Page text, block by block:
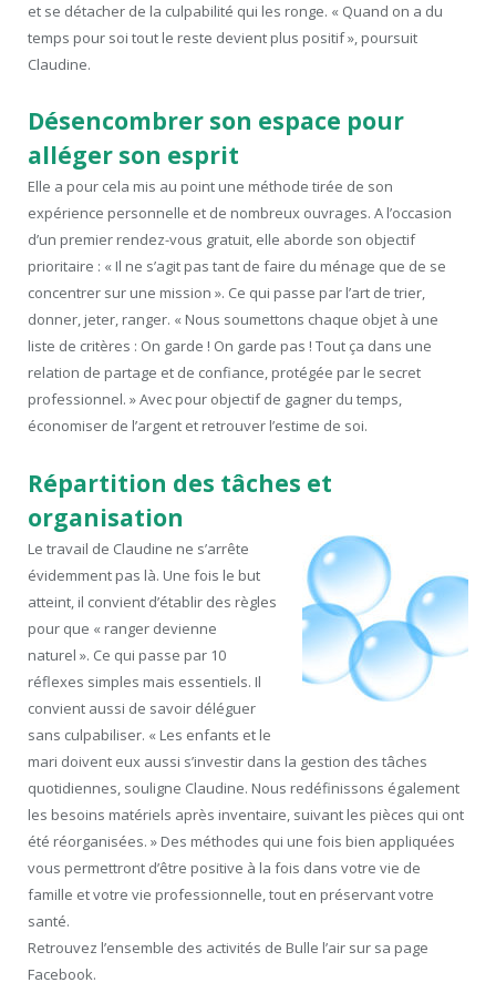
et se détacher de la culpabilité qui les ronge. « Quand on a du
temps pour soi tout le reste devient plus positif », poursuit
Claudine.
Désencombrer son espace pour
alléger son esprit
Elle a pour cela mis au point une méthode tirée de son
expérience personnelle et de nombreux ouvrages. A l’occasion
d’un premier rendez-vous gratuit, elle aborde son objectif
prioritaire : « Il ne s’agit pas tant de faire du ménage que de se
concentrer sur une mission ». Ce qui passe par l’art de trier,
donner, jeter, ranger. « Nous soumettons chaque objet à une
liste de critères : On garde ! On garde pas ! Tout ça dans une
relation de partage et de confiance, protégée par le secret
professionnel. » Avec pour objectif de gagner du temps,
économiser de l’argent et retrouver l’estime de soi.
Répartition des tâches et
organisation
Le travail de Claudine ne s’arrête
évidemment pas là. Une fois le but
atteint, il convient d’établir des règles
pour que « ranger devienne
naturel ». Ce qui passe par 10
réflexes simples mais essentiels. Il
convient aussi de savoir déléguer
sans culpabiliser. « Les enfants et le
mari doivent eux aussi s’investir dans la gestion des tâches
quotidiennes, souligne Claudine. Nous redéfinissons également
les besoins matériels après inventaire, suivant les pièces qui ont
été réorganisées. » Des méthodes qui une fois bien appliquées
vous permettront d’être positive à la fois dans votre vie de
famille et votre vie professionnelle, tout en préservant votre
santé.
Retrouvez l’ensemble des activités de Bulle l’air sur sa page
Facebook.